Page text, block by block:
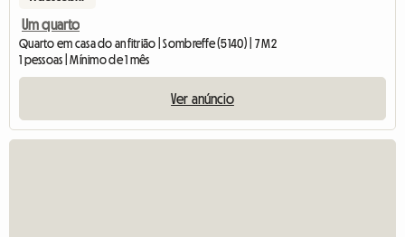
Um quarto
Quarto em casa do anfitrião | Sombreffe (5140) | 7 M2
1 pessoas | Mínimo de 1 mês
Ver anúncio